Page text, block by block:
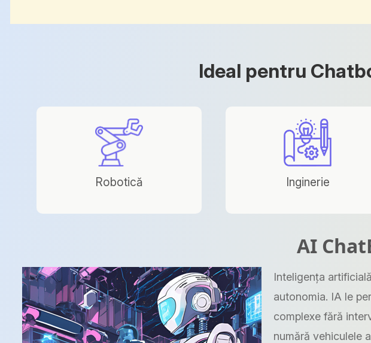
Ideal pentru
Robotică Inginerie
AI
Inteligența
autonomia. IA le
complexe fără
numără vehiculele